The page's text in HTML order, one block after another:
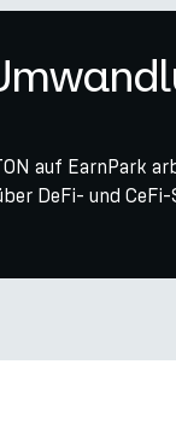
auf EarnPark
DeFi- und